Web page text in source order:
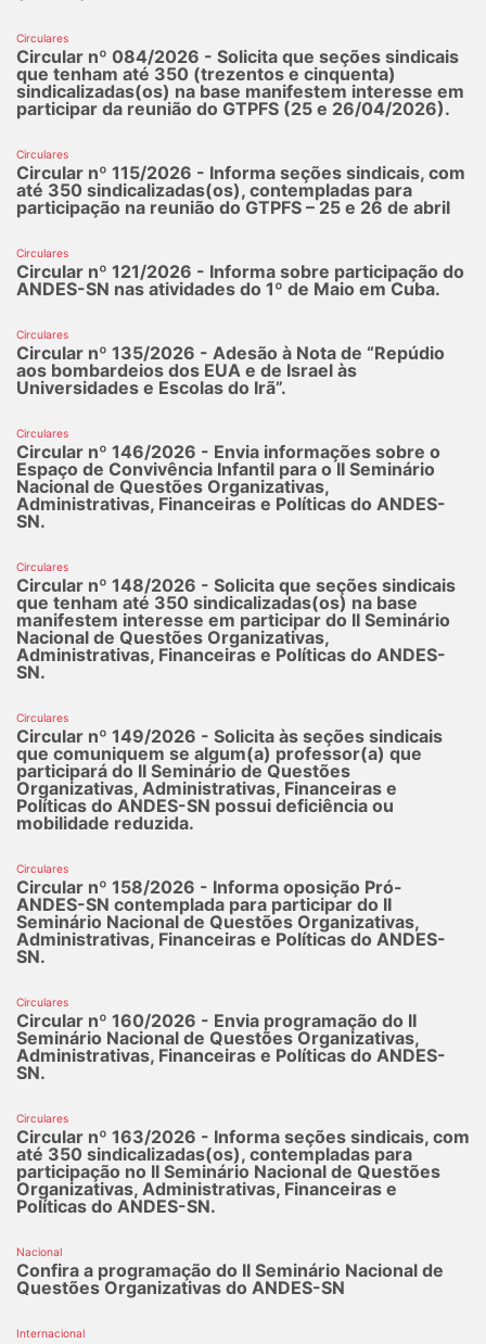
Circulares
Circular nº 084/2026 - Solicita que seções sindicais
que tenham até 350 (trezentos e cinquenta)
sindicalizadas(os) na base manifestem interesse em
participar da reunião do GTPFS (25 e 26/04/2026).
Circulares
Circular nº 115/2026 - Informa seções sindicais, com
até 350 sindicalizadas(os), contempladas para
participação na reunião do GTPFS – 25 e 26 de abril
Circulares
Circular nº 121/2026 - Informa sobre participação do
ANDES-SN nas atividades do 1º de Maio em Cuba.
Circulares
Circular nº 135/2026 - Adesão à Nota de “Repúdio
aos bombardeios dos EUA e de Israel às
Universidades e Escolas do Irã”.
Circulares
Circular nº 146/2026 - Envia informações sobre o
Espaço de Convivência Infantil para o II Seminário
Nacional de Questões Organizativas,
Administrativas, Financeiras e Políticas do ANDES-
SN.
Circulares
Circular nº 148/2026 - Solicita que seções sindicais
que tenham até 350 sindicalizadas(os) na base
manifestem interesse em participar do II Seminário
Nacional de Questões Organizativas,
Administrativas, Financeiras e Políticas do ANDES-
SN.
Circulares
Circular nº 149/2026 - Solicita às seções sindicais
que comuniquem se algum(a) professor(a) que
participará do II Seminário de Questões
Organizativas, Administrativas, Financeiras e
Políticas do ANDES-SN possui deficiência ou
mobilidade reduzida.
Circulares
Circular nº 158/2026 - Informa oposição Pró-
ANDES-SN contemplada para participar do II
Seminário Nacional de Questões Organizativas,
Administrativas, Financeiras e Políticas do ANDES-
SN.
Circulares
Circular nº 160/2026 - Envia programação do II
Seminário Nacional de Questões Organizativas,
Administrativas, Financeiras e Políticas do ANDES-
SN.
Circulares
Circular nº 163/2026 - Informa seções sindicais, com
até 350 sindicalizadas(os), contempladas para
participação no II Seminário Nacional de Questões
Organizativas, Administrativas, Financeiras e
Políticas do ANDES-SN.
Nacional
Confira a programação do II Seminário Nacional de
Questões Organizativas do ANDES-SN
Internacional